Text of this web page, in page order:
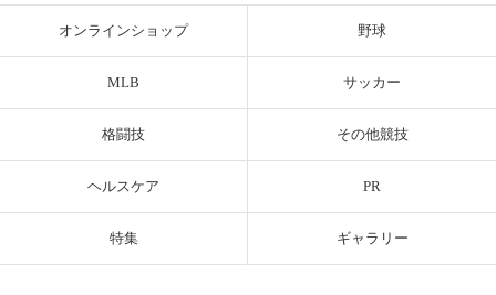
オンラインショップ 野球
MLB サッカー
格闘技 その他競技
ヘルスケア PR
特集 ギャラリー